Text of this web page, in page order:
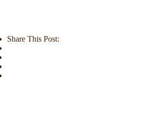
Share This Post: